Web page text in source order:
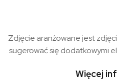
Zdjęcie aranżowane jest
sugerować się dodatkowymi
Więcej